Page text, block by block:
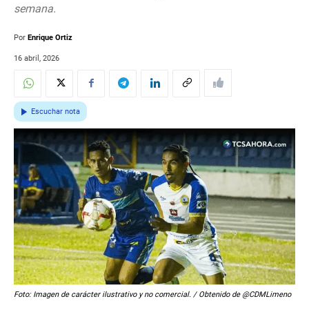
semana.
Por Enrique Ortiz
16 abril, 2026
Escuchar nota
Foto: Imagen de carácter ilustrativo y no comercial. / Obtenido de @CDMLimeno